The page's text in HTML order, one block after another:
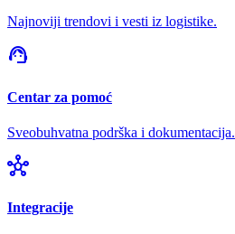
Najnoviji trendovi i vesti iz logistike.
support_agent
Centar za pomoć
Sveobuhvatna podrška i dokumentacija.
hub
Integracije